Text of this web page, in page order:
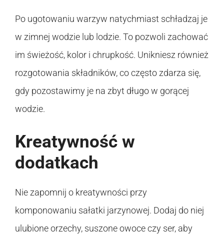
Po ugotowaniu warzyw natychmiast schładzaj je
w zimnej wodzie lub lodzie. To pozwoli zachować
im świeżość, kolor i chrupkość. Unikniesz również
rozgotowania składników, co często zdarza się,
gdy pozostawimy je na zbyt długo w gorącej
wodzie.
Kreatywność w
dodatkach
Nie zapomnij o kreatywności przy
komponowaniu sałatki jarzynowej. Dodaj do niej
ulubione orzechy, suszone owoce czy ser, aby